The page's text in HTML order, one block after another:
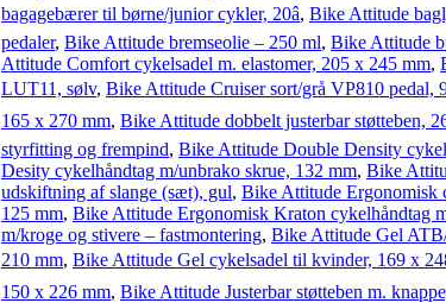
bagagebærer til børne/junior cykler, 20â, Bike Attitude
pedaler, Bike Attitude bremseolie – 250 ml, Bike Attitude
Attitude Comfort cykelsadel m. elastomer, 205 x 245 mm,
LUT11, sølv, Bike Attitude Cruiser sort/grå VP810 pedal, 9/
165 x 270 mm, Bike Attitude dobbelt justerbar støtteben, 26-
styrfitting og frempind, Bike Attitude Double Density
Desity cykelhåndtag m/unbrako skrue, 132 mm, Bike
udskiftning af slange (sæt), gul, Bike Attitude Ergonomisk
125 mm, Bike Attitude Ergonomisk Kraton cykelhåndtag
m/kroge og stivere – fastmontering, Bike Attitude Gel
210 mm, Bike Attitude Gel cykelsadel til kvinder, 169 x
150 x 226 mm, Bike Attitude Justerbar støtteben m. knappe,